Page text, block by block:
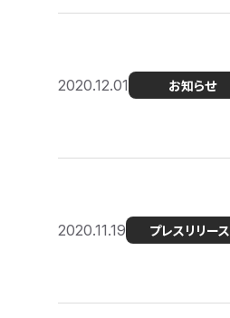
2020.12.01 お知らせ
2020.11.19 プレスリリース